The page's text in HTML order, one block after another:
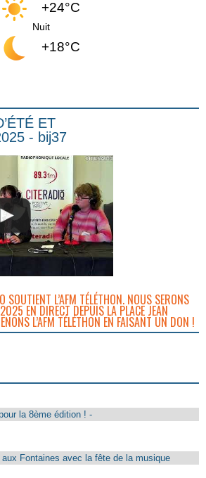
+24°C
Nuit
+18°C
ET
- bij37
L’AFM TÉLÉTHON. NOUS SERONS
EN DIRECT DEPUIS LA PLACE JEAN
L’AFM TÉLÉTHON EN FAISANT UN DON !
la 8ème édition ! -
Fontaines avec la fête de la musique